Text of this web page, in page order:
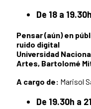
De 18 a
Pensar (aún) en
ruido digital
Universidad
Artes, Bartolomé
A cargo de: Marisol
De 19.30h a